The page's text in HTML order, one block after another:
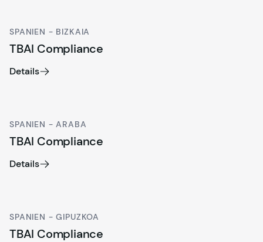
SPANIEN - BIZKAIA
TBAI Compliance
Details
SPANIEN - ARABA
TBAI Compliance
Details
SPANIEN - GIPUZKOA
TBAI Compliance